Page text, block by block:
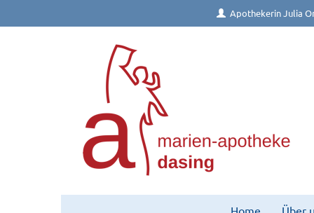
Apothekerin Julia
Home Über